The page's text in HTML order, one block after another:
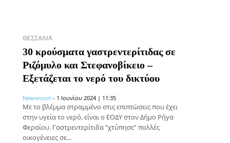
ΘΕΣΣΑΛΊΑ
30 κρούσματα γαστρεντερίτιδας σε
Ριζόμυλο και Στεφανοβίκειο –
Εξετάζεται το νερό του δικτύου
Newsroom - 1 Ιουνίου 2024 | 11:35
Με το βλέμμα στραμμένο στις επιπτώσεις που έχει
στην υγεία το νερό, είναι ο ΕΟΔΥ στον Δήμο Ρήγα
Φεραίου. Γαστρεντερίτιδα “χτύπησε” πολλές
οικογένειες σε...